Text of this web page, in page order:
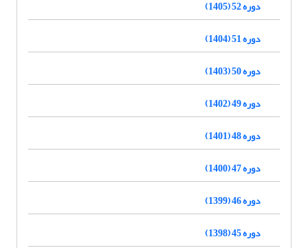
دوره 52 (1405)
دوره 51 (1404)
دوره 50 (1403)
دوره 49 (1402)
دوره 48 (1401)
دوره 47 (1400)
دوره 46 (1399)
دوره 45 (1398)